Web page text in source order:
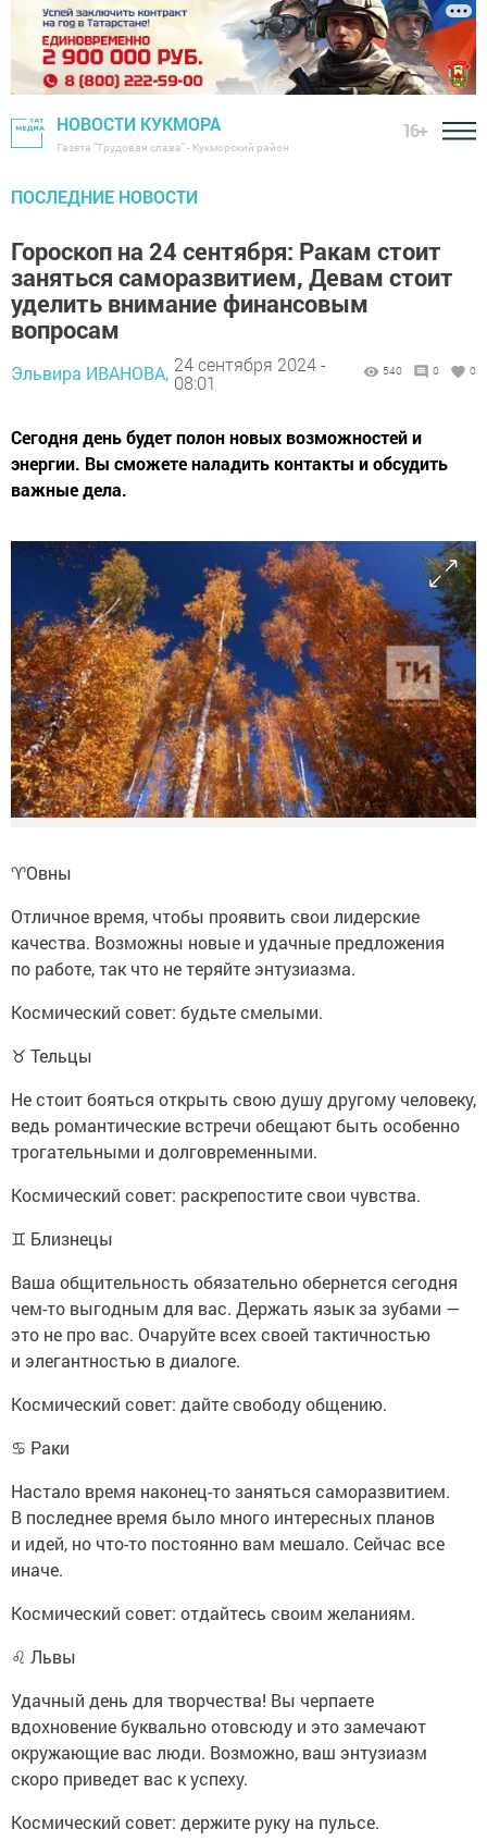
НОВОСТИ КУКМОРА
Газета "Трудовая слава" - Кукморский район
16+
ПОСЛЕДНИЕ НОВОСТИ
Гороскоп на 24 сентября: Ракам стоит
заняться саморазвитием, Девам стоит
уделить внимание финансовым
вопросам
Эльвира ИВАНОВА, 24 сентября 2024 -
08:01
540 0 0
Сегодня день будет полон новых возможностей и
энергии. Вы сможете наладить контакты и обсудить
важные дела.
♈️Овны
Отличное время, чтобы проявить свои лидерские
качества. Возможны новые и удачные предложения
по работе, так что не теряйте энтузиазма.
Космический совет: будьте смелыми.
♉ Тельцы
Не стоит бояться открыть свою душу другому человеку,
ведь романтические встречи обещают быть особенно
трогательными и долговременными.
Космический совет: раскрепостите свои чувства.
♊ Близнецы
Ваша общительность обязательно обернется сегодня
чем-то выгодным для вас. Держать язык за зубами —
это не про вас. Очаруйте всех своей тактичностью
и элегантностью в диалоге.
Космический совет: дайте свободу общению.
♋ Раки
Настало время наконец-то заняться саморазвитием.
В последнее время было много интересных планов
и идей, но что-то постоянно вам мешало. Сейчас все
иначе.
Космический совет: отдайтесь своим желаниям.
♌ Львы
Удачный день для творчества! Вы черпаете
вдохновение буквально отовсюду и это замечают
окружающие вас люди. Возможно, ваш энтузиазм
скоро приведет вас к успеху.
Космический совет: держите руку на пульсе.